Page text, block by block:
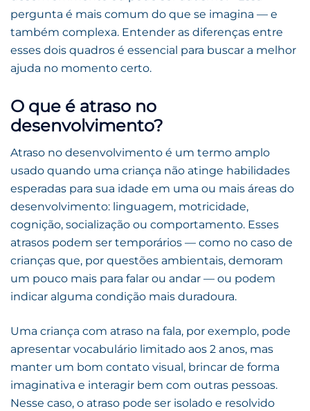
pergunta é mais comum do que se imagina — e
também complexa. Entender as diferenças entre
esses dois quadros é essencial para buscar a melhor
ajuda no momento certo.
O que é atraso no
desenvolvimento?
Atraso no desenvolvimento é um termo amplo
usado quando uma criança não atinge habilidades
esperadas para sua idade em uma ou mais áreas do
desenvolvimento: linguagem, motricidade,
cognição, socialização ou comportamento. Esses
atrasos podem ser temporários — como no caso de
crianças que, por questões ambientais, demoram
um pouco mais para falar ou andar — ou podem
indicar alguma condição mais duradoura.
Uma criança com atraso na fala, por exemplo, pode
apresentar vocabulário limitado aos 2 anos, mas
manter um bom contato visual, brincar de forma
imaginativa e interagir bem com outras pessoas.
Nesse caso, o atraso pode ser isolado e resolvido